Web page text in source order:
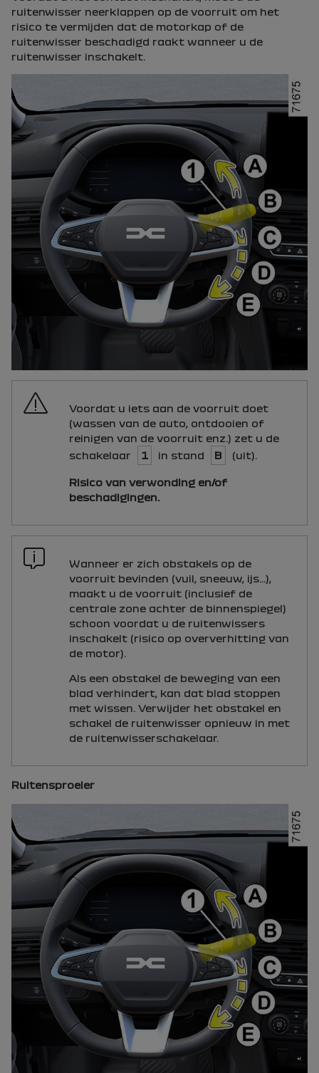
ruitenwisser neerklappen op de voorruit om het
risico te vermijden dat de motorkap of de
ruitenwisser beschadigd raakt wanneer u de
ruitenwisser inschakelt.
Voordat u iets aan de voorruit doet
(wassen van de auto, ontdooien of
reinigen van de voorruit enz.) zet u de
schakelaar
1 in stand B (uit).
Risico van verwonding en/of
beschadigingen.
Wanneer er zich obstakels op de
voorruit bevinden (vuil, sneeuw, ijs...),
maakt u de voorruit (inclusief de
centrale zone achter de binnenspiegel)
schoon voordat u de ruitenwissers
inschakelt (risico op oververhitting van
de motor).
Als een obstakel de beweging van een
blad verhindert, kan dat blad stoppen
met wissen. Verwijder het obstakel en
schakel de ruitenwisser opnieuw in met
de ruitenwisserschakelaar.
Ruitensproeier